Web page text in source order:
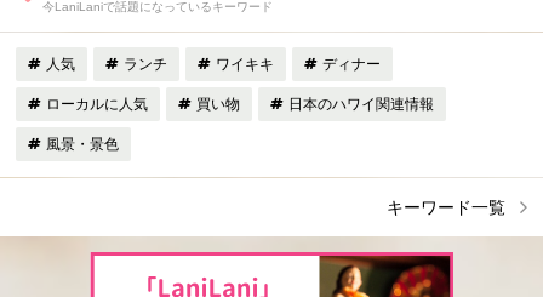
今LaniLaniで話題になっているキーワード
人気 ランチ ワイキキ ディナー
ローカルに人気 買い物 日本のハワイ関連情報
風景・景色
キーワード一覧